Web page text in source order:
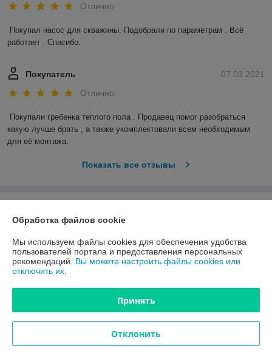
Отлично
Покупал насос для скважины. Подобрали по параметрам . Всё
работает . Спасибо.
07.03.2021
Покупатель
Отлично
Покупали гребенка теплого пола . Продавец помог разобраться
какую лучше брать , а также укомплектовали всем необходимым
для её монтажа.
Показать все отзывы
Доставка и оплата
График работы
Полная версия сайта
Политика обработки cookies
Обработка файлов cookie
Мы используем файлы cookies для обеспечения удобства
пользователей портала и предоставления персональных
рекомендаций. Вы можете настроить файлы cookies или
отключить их.
Принять
Отклонить